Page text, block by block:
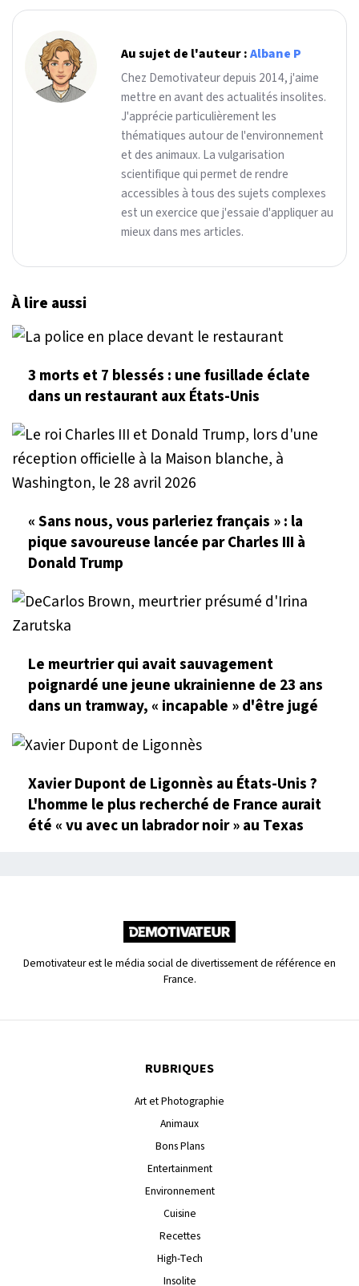
Au sujet de l'auteur :Albane P
Chez Demotivateur depuis 2014, j'aime
mettre en avant des actualités insolites.
J'apprécie particulièrement les
thématiques autour de l'environnement
et des animaux. La vulgarisation
scientifique qui permet de rendre
accessibles à tous des sujets complexes
est un exercice que j'essaie d'appliquer au
mieux dans mes articles.
À lire aussi
3 morts et 7 blessés : une fusillade éclate
dans un restaurant aux États-Unis
« Sans nous, vous parleriez français » : la
pique savoureuse lancée par Charles III à
Donald Trump
Le meurtrier qui avait sauvagement
poignardé une jeune ukrainienne de 23 ans
dans un tramway, « incapable » d'être jugé
Xavier Dupont de Ligonnès au États-Unis ?
L'homme le plus recherché de France aurait
été « vu avec un labrador noir » au Texas
Demotivateur est le média social de divertissement de référence en
France.
RUBRIQUES
Art et Photographie
Animaux
Bons Plans
Entertainment
Environnement
Cuisine
Recettes
High-Tech
Insolite